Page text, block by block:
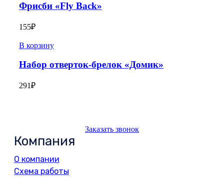
Фрисби «Fly Back»
155₽
В корзину
Набор отверток-брелок «Домик»
291₽
Заказать звонок
Компания
О компании
Схема работы